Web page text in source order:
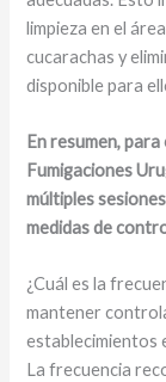
limpieza en el
cucarachas y
disponible para
En resumen,
Fumigaciones
múltiples
medidas de
¿Cuál es la
mantener
establecimientos
La frecuencia